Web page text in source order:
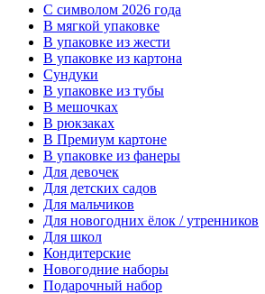
C символом 2026 года
В мягкой упаковке
В упаковке из жести
В упаковке из картона
Сундуки
В упаковке из тубы
В мешочках
В рюкзаках
В Премиум картоне
В упаковке из фанеры
Для девочек
Для детских садов
Для мальчиков
Для новогодних ёлок / утренников
Для школ
Кондитерские
Новогодние наборы
Подарочный набор